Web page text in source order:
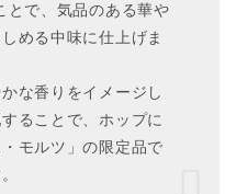
とで、気品のある華や
める中味に仕上げま
な香りをイメージし
ることで、ホップに
モルツ」の限定品で